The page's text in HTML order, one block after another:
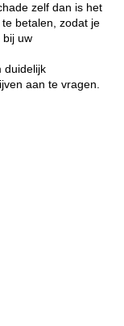
zelf dan is het
betalen, zodat je
bij uw
duidelijk
aan te vragen.